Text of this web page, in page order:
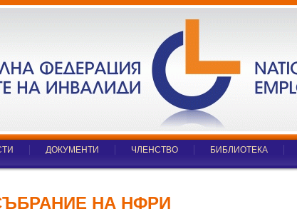
ДОКУМЕНТИ ЧЛЕНСТВО БИБЛИОТЕКА
НА НФРИ